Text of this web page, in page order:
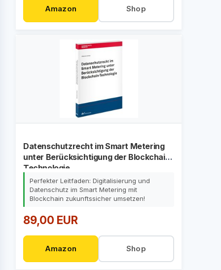
Amazon Shop
Datenschutzrecht im Smart Metering
unter Berücksichtigung der Blockchain-
Technologie
Perfekter Leitfaden: Digitalisierung und
Datenschutz im Smart Metering mit
Blockchain zukunftssicher umsetzen!
89,00 EUR
Amazon Shop